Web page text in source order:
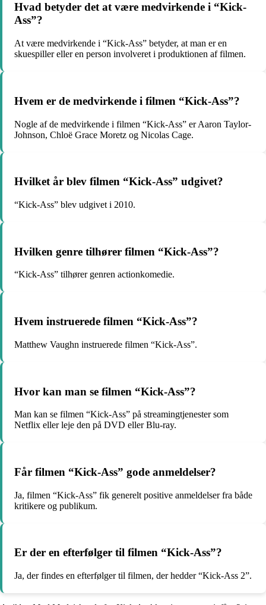
Hvad betyder det at være medvirkende i “Kick-
Ass”?
At være medvirkende i “Kick-Ass” betyder, at man er en
skuespiller eller en person involveret i produktionen af filmen.
Hvem er de medvirkende i filmen “Kick-Ass”?
Nogle af de medvirkende i filmen “Kick-Ass” er Aaron Taylor-
Johnson, Chloë Grace Moretz og Nicolas Cage.
Hvilket år blev filmen “Kick-Ass” udgivet?
“Kick-Ass” blev udgivet i 2010.
Hvilken genre tilhører filmen “Kick-Ass”?
“Kick-Ass” tilhører genren actionkomedie.
Hvem instruerede filmen “Kick-Ass”?
Matthew Vaughn instruerede filmen “Kick-Ass”.
Hvor kan man se filmen “Kick-Ass”?
Man kan se filmen “Kick-Ass” på streamingtjenester som
Netflix eller leje den på DVD eller Blu-ray.
Får filmen “Kick-Ass” gode anmeldelser?
Ja, filmen “Kick-Ass” fik generelt positive anmeldelser fra både
kritikere og publikum.
Er der en efterfølger til filmen “Kick-Ass”?
Ja, der findes en efterfølger til filmen, der hedder “Kick-Ass 2”.